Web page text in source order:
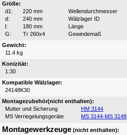
Größe:
d1:
220 mm
Wellendurchmesser
d:
240 mm
Wälzlager ID
l:
180 mm
Länge
G:
Tr 260x4
Gewindemaß
Gewicht:
11.4 kg
Konizität:
1:30
Kompatible Wälzlager:
24148K30
Montagezubehör(nicht enthalten):
Mutter und Sicherung
HM 3144
MS Verriegelungsgeräte
MS 3144-MS 3148
Montagewerkzeuge (nicht enthalten):